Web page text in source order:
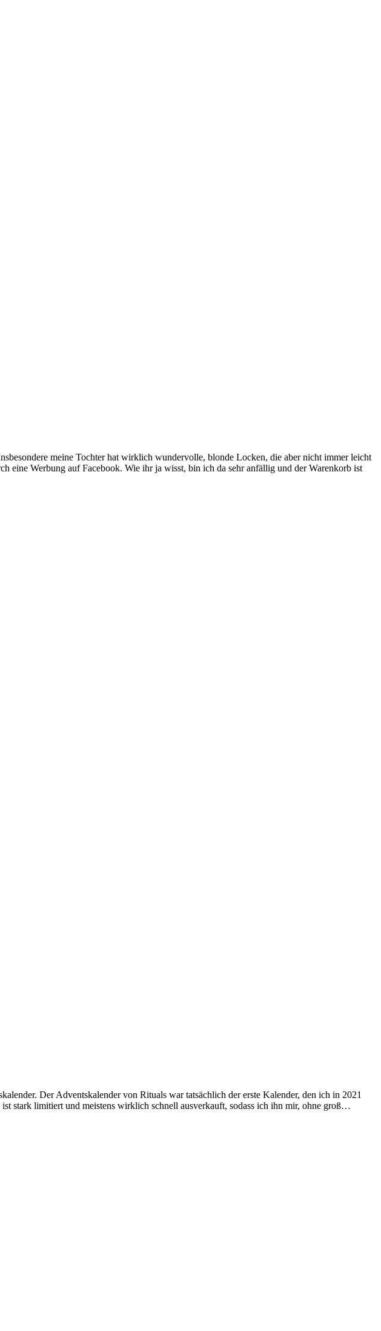
meine Tochter hat wirklich wundervolle, blonde Locken, die aber nicht immer leicht
eine Werbung auf Facebook. Wie ihr ja wisst, bin ich da sehr anfällig und der Warenkorb ist
Der Adventskalender von Rituals war tatsächlich der erste Kalender, den ich in 2021
stark limitiert und meistens wirklich schnell ausverkauft, sodass ich ihn mir, ohne groß…